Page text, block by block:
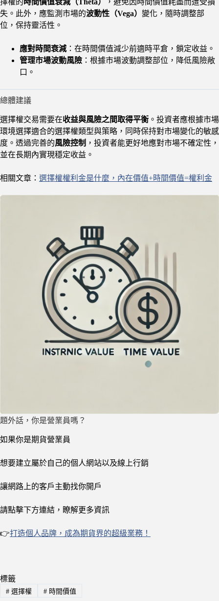
擇權的 時間價值衰減（Theta）
，避免因時間價值耗盡而遭受損
失。此外，應監測市場的波動性（Vega） 變化，隨時調整部
位，保持靈活性。
應對時間衰減：在時間價值減少前適時平倉，鎖定收益。
管理市場波動風險 ：根據市場波動調整部位，降低風險敞
口。
總體建議
選擇權交易需要在收益與風險之間取得平衡 。投資者應根據市場
環境選擇適合的選擇權類型與策略，同時保持對市場變化的敏感
度。透過完善的風險控制 ，投資者能更好地應對市場不確定性，
並在長期內實現穩定收益。
相關文章： 選擇權權利金是什麼，內在價值+時間價值=權利金
題外話，你是營業員嗎？
如果你是期貨營業員
想要建立屬於自己的個人網站以及線上行銷
讓網路上的客戶主動找你開戶
請點擊下方連結，瞭解更多資訊
👉打造個人品牌，成為期貨界的超級業務！
標籤
#選擇權 #時間價值